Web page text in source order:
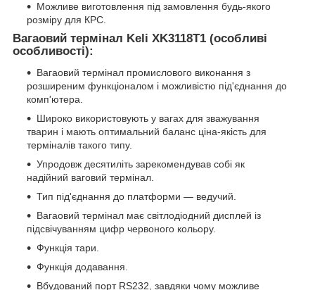
Можливе виготовлення під замовлення будь-якого
розміру для КРС.
Вагаовий термінал Keli XK3118T1 (особливі
особливості):
Вагаовий термінал промислового виконання з
розширеним функціоналом і можливістю під'єднання до
комп'ютера.
Широко використовують у вагах для зважування
тварин і мають оптимальний баланс ціна-якість для
терміналів такого типу.
Упродовж десятиліть зарекомендував собі як
надійний ваговий термінал.
Тип під'єднання до платформи — ведучий.
Вагаовий термінал має світлодіодний дисплей із
підсвічуванням цифр червоного кольору.
Функція тари.
Функція додавання.
Вбудований порт RS232, завдяки чому можливе